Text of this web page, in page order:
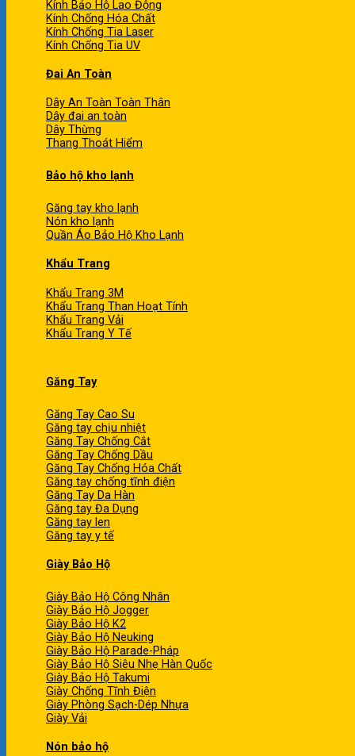
Kính Bảo Hộ Lao Động
Kính Chống Hóa Chất
Kính Chống Tia Laser
Kính Chống Tia UV
Đai An Toàn
Dây An Toàn Toàn Thân
Dây đai an toàn
Dây Thừng
Thang Thoát Hiểm
Bảo hộ kho lạnh
Găng tay kho lạnh
Nón kho lạnh
Quần Áo Bảo Hộ Kho Lạnh
Khẩu Trang
Khẩu Trang 3M
Khẩu Trang Than Hoạt Tính
Khẩu Trang Vải
Khẩu Trang Y Tế
Găng Tay
Găng Tay Cao Su
Găng tay chịu nhiệt
Găng Tay Chống Cắt
Găng Tay Chống Dầu
Găng Tay Chống Hóa Chất
Găng tay chống tĩnh điện
Găng Tay Da Hàn
Găng tay Đa Dụng
Găng tay len
Găng tay y tế
Giày Bảo Hộ
Giày Bảo Hộ Công Nhân
Giày Bảo Hộ Jogger
Giày Bảo Hộ K2
Giày Bảo Hộ Neuking
Giày Bảo Hộ Parade-Pháp
Giày Bảo Hộ Siêu Nhẹ Hàn Quốc
Giày Bảo Hộ Takumi
Giày Chống Tĩnh Điện
Giày Phòng Sạch-Dép Nhựa
Giày Vải
Nón bảo hộ